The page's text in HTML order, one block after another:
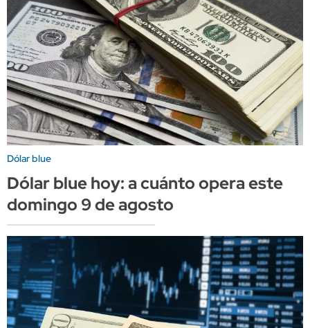
Dólar blue
Dólar blue hoy: a cuánto opera este
domingo 9 de agosto